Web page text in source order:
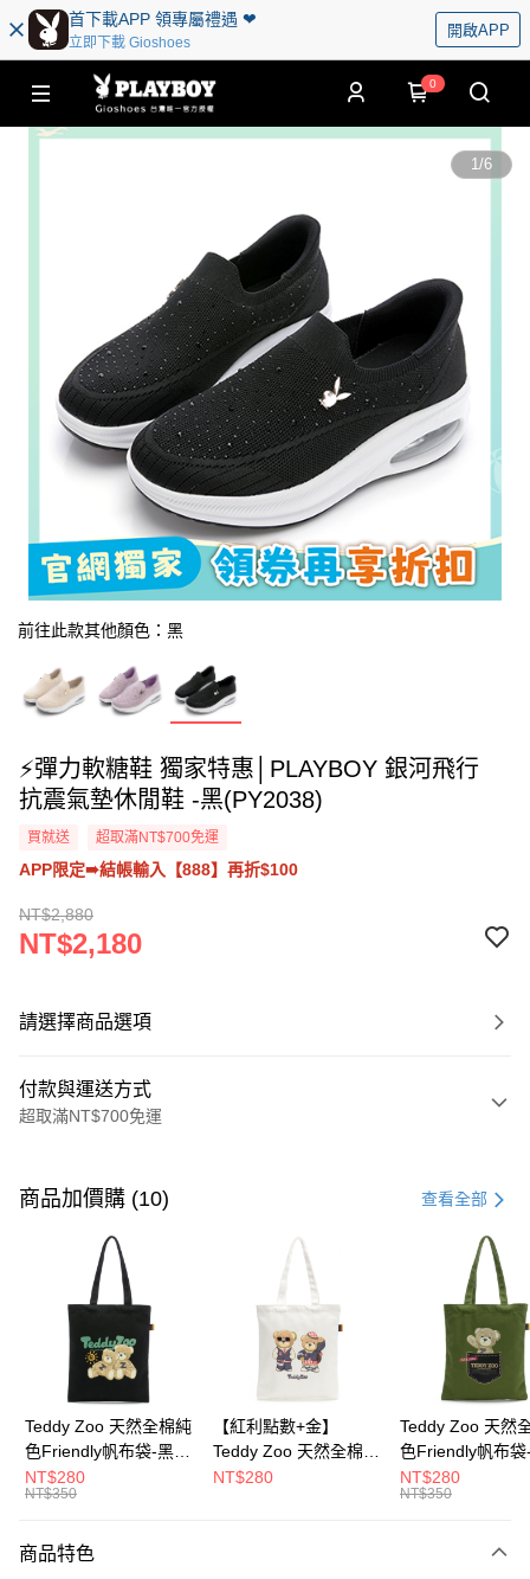
首下載APP 領專屬禮遇 ❤︎
立即下載 Gioshoes
開啟APP
0
1/6
前往此款其他顏色：黑
⚡彈力軟糖鞋 獨家特惠│PLAYBOY 銀河飛行
抗震氣墊休閒鞋 -黑(PY2038)
買就送 超取滿NT$700免運
APP限定➠結帳輸入【888】再折$100
NT$2,880
NT$2,180
請選擇商品選項
付款與運送方式
超取滿NT$700免運
信用卡一次付款
超商取貨付款
Apple Pay
街口支付
大哥付你分期
相關說明
2.付款方式選擇「大哥付你分期」，訂單成立後會自動跳轉到大哥付的交易
商品加價購 (10) 查看全部
Teddy Zoo 天然全棉純
色Friendly帆布袋-黑色
(TZB107)
NT$280
NT$350
【紅利點數+金】
Teddy Zoo 天然全棉純
色Friendly帆布袋-白色
NT$280
Teddy Zoo 天然
色Friendly帆布袋
色(TZB107)
NT$280
NT$350
商品特色